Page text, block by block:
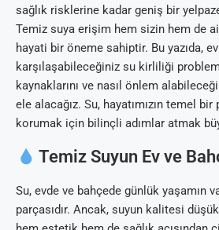
sağlık risklerine kadar geniş bir
Temiz suya erişim hem sizin hem de
hayati bir öneme sahiptir. Bu yazıda,
karşılaşabileceğiniz su kirliliği
kaynaklarını ve nasıl önlem
ele alacağız. Su, hayatımızın temel
korumak için bilinçli adımlar atmak
Temiz Suyun Ev ve
Su, evde ve bahçede günlük yaşamın
parçasıdır. Ancak, suyun kalitesi